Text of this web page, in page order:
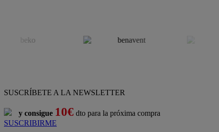
SUSCRÍBETE A LA NEWSLETTER
y consigue 10€ dto para la próxima compra
SUSCRIBIRME